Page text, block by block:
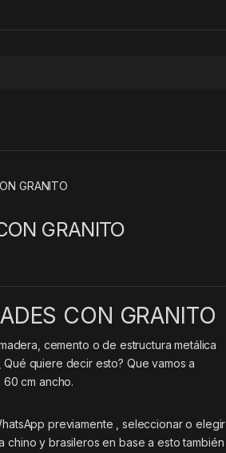
GRANITO
GRANITO
CON GRANITO
cemento o de estructura metálica
quiere decir esto? Que vamos a
cm ancho.
previamente , seleccionar o elegir
y brasileros en base a esto también